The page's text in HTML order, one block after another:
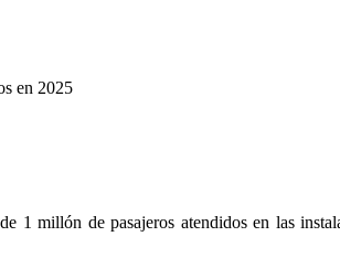
millón de pasajeros atendidos en las